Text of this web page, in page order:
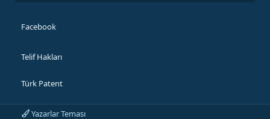
Facebook
Telif Hakları
Türk Patent
Yazarlar Teması